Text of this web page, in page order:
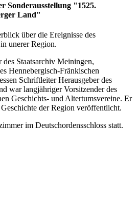
Sonderausstellung "1525.
Land"
über die Ereignisse des
unerer Region.
Staatsarchiv Meiningen,
Hennebergisch-Fränkischen
Schriftleiter Herausgeber des
war langjähriger Vorsitzender des
Geschichts- und Altertumsvereine. Er
der Region veröffentlicht.
im Deutschordensschloss statt.